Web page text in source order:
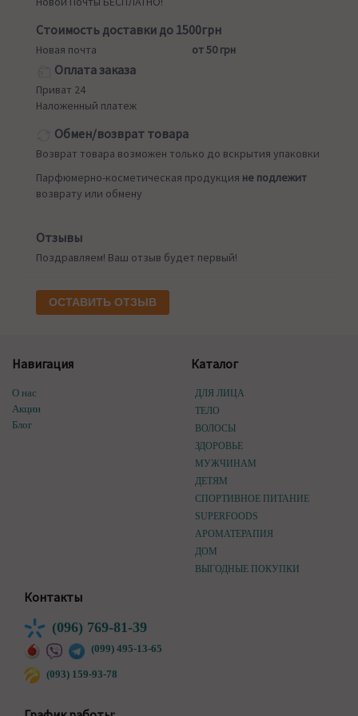
Стоимость доставки до 1500грн
Новая почта от 50 грн
Оплата заказа
Приват 24
Наложенный платеж
Обмен/возврат товара
Возврат товара возможен только до вскрытия упаковки
Парфюмерно-косметическая продукция не подлежит
возврату или обмену
Отзывы
Поздравляем! Ваш отзыв будет первый!
ОСТАВИТЬ ОТЗЫВ
Навигация
О нас
Акции
Блог
Каталог
ДЛЯ ЛИЦА
ТЕЛО
ВОЛОСЫ
ЗДОРОВЬЕ
МУЖЧИНАМ
ДЕТЯМ
СПОРТИВНОЕ ПИТАНИЕ
SUPERFOODS
АРОМАТЕРАПИЯ
ДОМ
ВЫГОДНЫЕ ПОКУПКИ
Контакты
(096) 769-81-39
(099) 495-13-65
(093) 159-93-78